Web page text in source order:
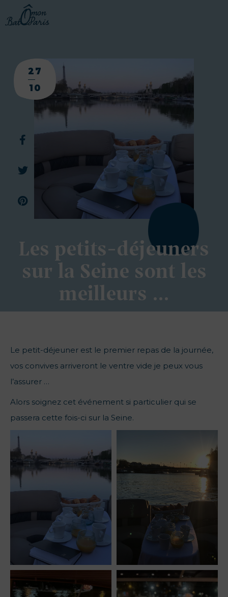
27
10
Les petits-déjeuners
sur la Seine sont les
meilleurs …
Le petit-déjeuner est le premier repas de la journée,
vos convives arriveront le ventre vide je peux vous
l’assurer …
Alors soignez cet événement si particulier qui se
passera cette fois-ci sur la Seine.